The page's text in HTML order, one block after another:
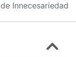
Innecesariedad